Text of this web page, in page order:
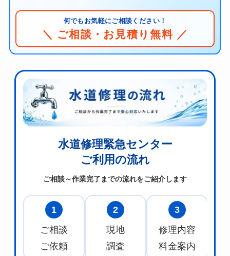
何でもお気軽にご相談ください！
＼ ご相談・お見積り無料 ／
水道修理緊急センター
ご利用の流れ
ご相談～作業完了までの流れをご紹介します
1
ご相談
ご依頼
2
現地
調査
3
修理内容
料金案内